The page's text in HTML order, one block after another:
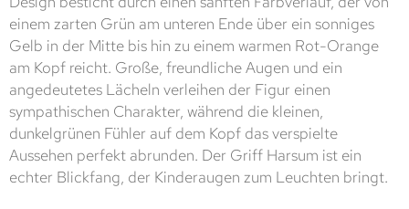
einem zarten Grün am unteren Ende über ein sonniges
Gelb in der Mitte bis hin zu einem warmen Rot-Orange
am Kopf reicht. Große, freundliche Augen und ein
angedeutetes Lächeln verleihen der Figur einen
sympathischen Charakter, während die kleinen,
dunkelgrünen Fühler auf dem Kopf das verspielte
Aussehen perfekt abrunden. Der Griff Harsum ist ein
echter Blickfang, der Kinderaugen zum Leuchten bringt.